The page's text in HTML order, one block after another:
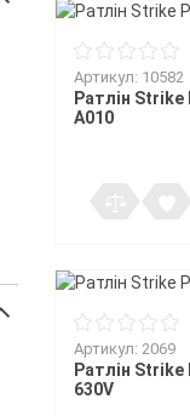
Артикул: 10582
Ратлін Strike
A010
Артикул: 2069
Ратлін Strike
630V